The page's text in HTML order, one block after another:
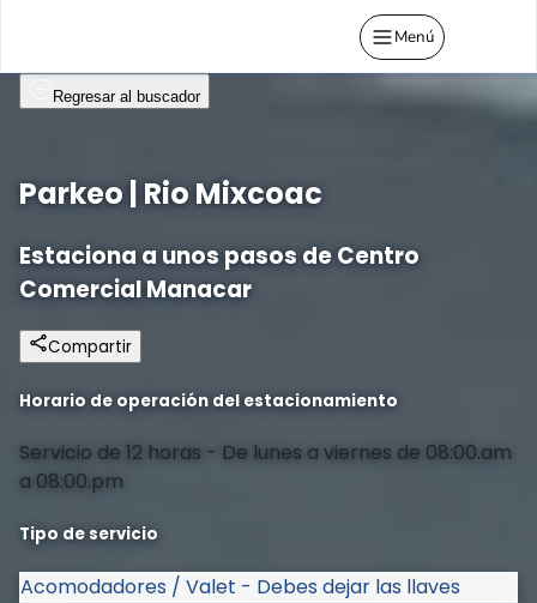
Menú
Regresar al buscador
Parkeo | Rio Mixcoac
Estaciona a unos pasos de Centro
Comercial Manacar
Compartir
Horario de operación del estacionamiento
Servicio de 12 horas - De lunes a viernes de 08:00.am
a 08:00.pm
Tipo de servicio
Acomodadores / Valet - Debes dejar las llaves